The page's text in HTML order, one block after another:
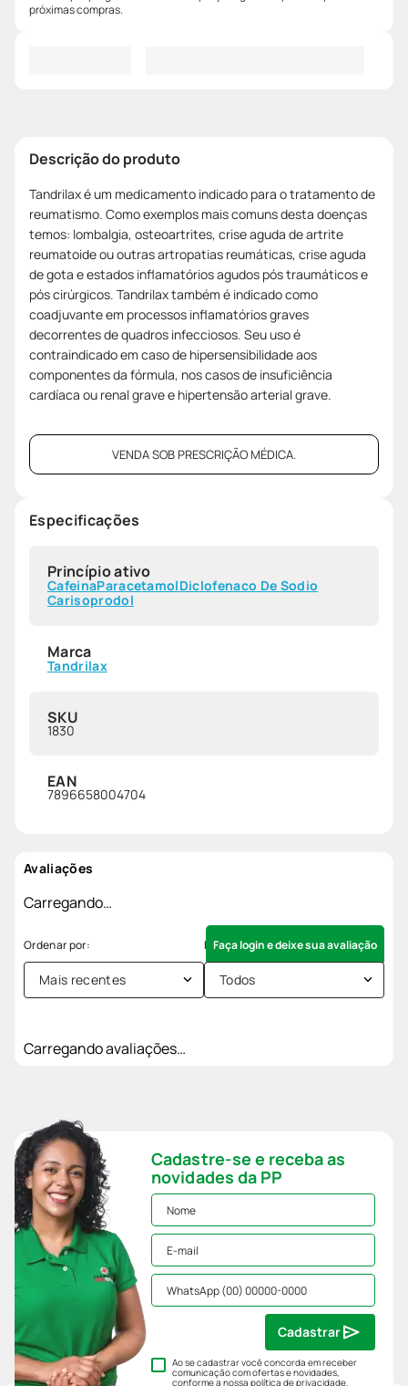
próximas compras.
Descrição do produto
Tandrilax é um medicamento indicado para o tratamento de
reumatismo. Como exemplos mais comuns desta doenças
temos: lombalgia, osteoartrites, crise aguda de artrite
reumatoide ou outras artropatias reumáticas, crise aguda
de gota e estados inflamatórios agudos pós traumáticos e
pós cirúrgicos. Tandrilax também é indicado como
coadjuvante em processos inflamatórios graves
decorrentes de quadros infecciosos. Seu uso é
contraindicado em caso de hipersensibilidade aos
componentes da fórmula, nos casos de insuficiência
cardíaca ou renal grave e hipertensão arterial grave.
VENDA SOB PRESCRIÇÃO MÉDICA.
Especificações
Princípio ativo
CafeinaParacetamolDiclofenaco De Sodio
Carisoprodol
Marca
Tandrilax
SKU
1830
EAN
7896658004704
Avaliações
Carregando…
Faça login e deixe sua avaliação
Mais recentes Todos
Carregando avaliações…
Cadastre-se e receba as
novidades da PP
Ao se cadastrar você concorda em receber
comunicação com ofertas e novidades,
conforme a nossapolítica de privacidade.
Cadastrar